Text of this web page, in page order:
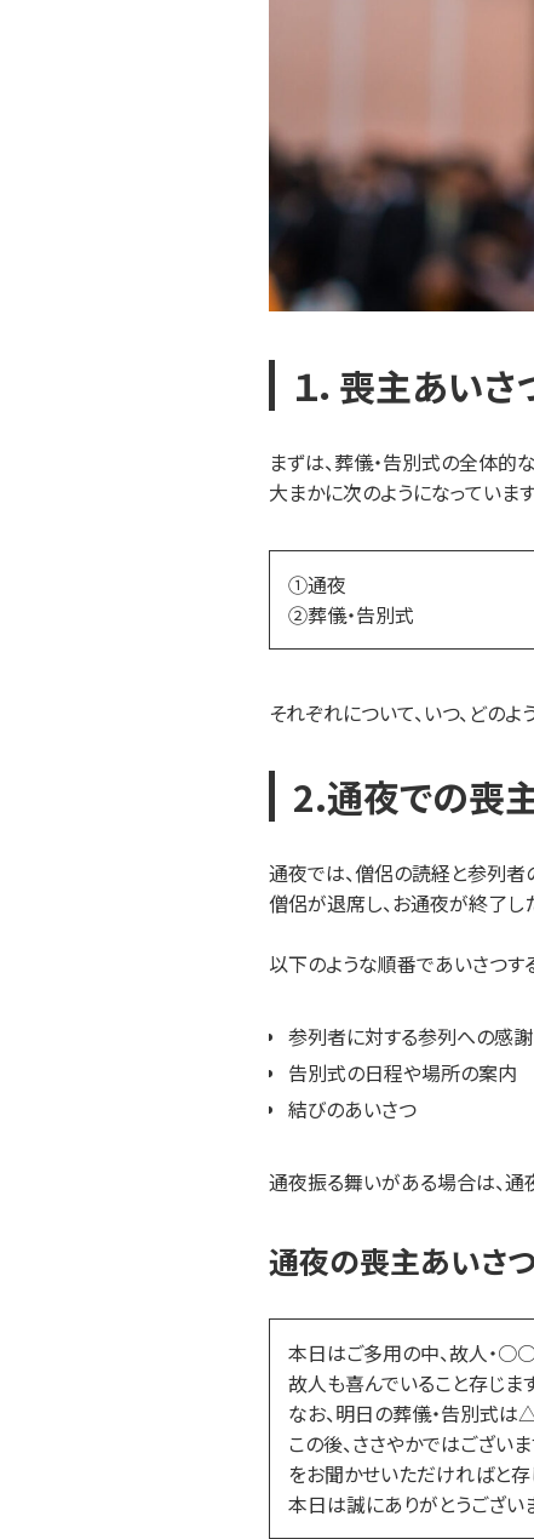
１．喪主あい
まずは、葬儀・告別式の全体的
大まかに次のようになっています
①通夜
②葬儀・告別式
それぞれについて、いつ、どの
2.通夜での喪
通夜では、僧侶の読経と参列
僧侶が退席し、お通夜が終了し
以下のような順番であいさつす
参列者に対する参列への感謝
告別式の日程や場所の案内
結びのあいさつ
通夜振る舞いがある場合は、通
通夜の喪主あいさ
本日はご多用の中、故人・○○
故人も喜んでいること存じます
なお、明日の葬儀・告別式
この後、ささやかではござい
をお聞かせいただければと存
本日は誠にありがとうござい